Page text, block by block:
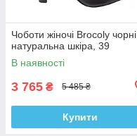
Чоботи жіночі Brocoly чорні
натуральна шкіра, 39
В наявності
3 765 ₴ 5 485 ₴
Купити